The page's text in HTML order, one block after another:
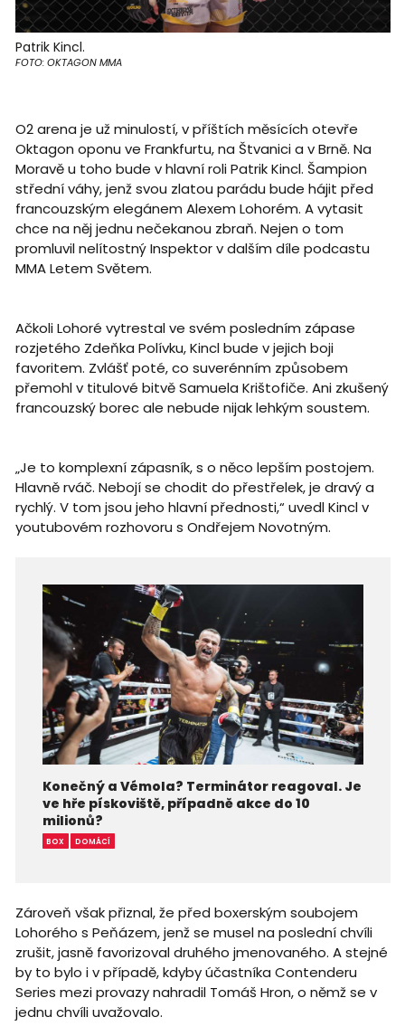
Patrik Kincl.
FOTO: OKTAGON MMA
O2 arena je už minulostí, v příštích měsících otevře
Oktagon oponu ve Frankfurtu, na Štvanici a v Brně. Na
Moravě u toho bude v hlavní roli Patrik Kincl. Šampion
střední váhy, jenž svou zlatou parádu bude hájit před
francouzským elegánem Alexem Lohorém. A vytasit
chce na něj jednu nečekanou zbraň. Nejen o tom
promluvil nelítostný Inspektor v dalším díle podcastu
MMA Letem Světem.
Ačkoli Lohoré vytrestal ve svém posledním zápase
rozjetého Zdeňka Polívku, Kincl bude v jejich boji
favoritem. Zvlášť poté, co suverénním způsobem
přemohl v titulové bitvě Samuela Krištofiče. Ani zkušený
francouzský borec ale nebude nijak lehkým soustem.
„Je to komplexní zápasník, s o něco lepším postojem.
Hlavně rváč. Nebojí se chodit do přestřelek, je dravý a
rychlý. V tom jsou jeho hlavní přednosti,“ uvedl Kincl v
youtubovém rozhovoru s Ondřejem Novotným.
Konečný a Vémola? Terminátor reagoval. Je
ve hře pískoviště, případně akce do 10
milionů?
BOX DOMÁCÍ
Zároveň však přiznal, že před boxerským soubojem
Lohorého s Peňázem, jenž se musel na poslední chvíli
zrušit, jasně favorizoval druhého jmenovaného. A stejné
by to bylo i v případě, kdyby účastníka Contenderu
Series mezi provazy nahradil Tomáš Hron, o němž se v
jednu chvíli uvažovalo.